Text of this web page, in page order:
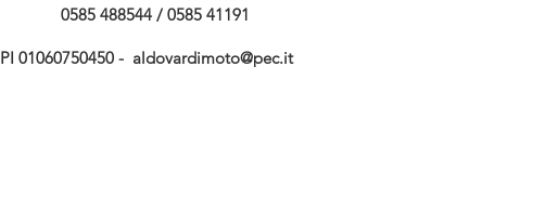
0585 488544 / 0585 41191
PI 01060750450 - aldovardimoto@pec.it